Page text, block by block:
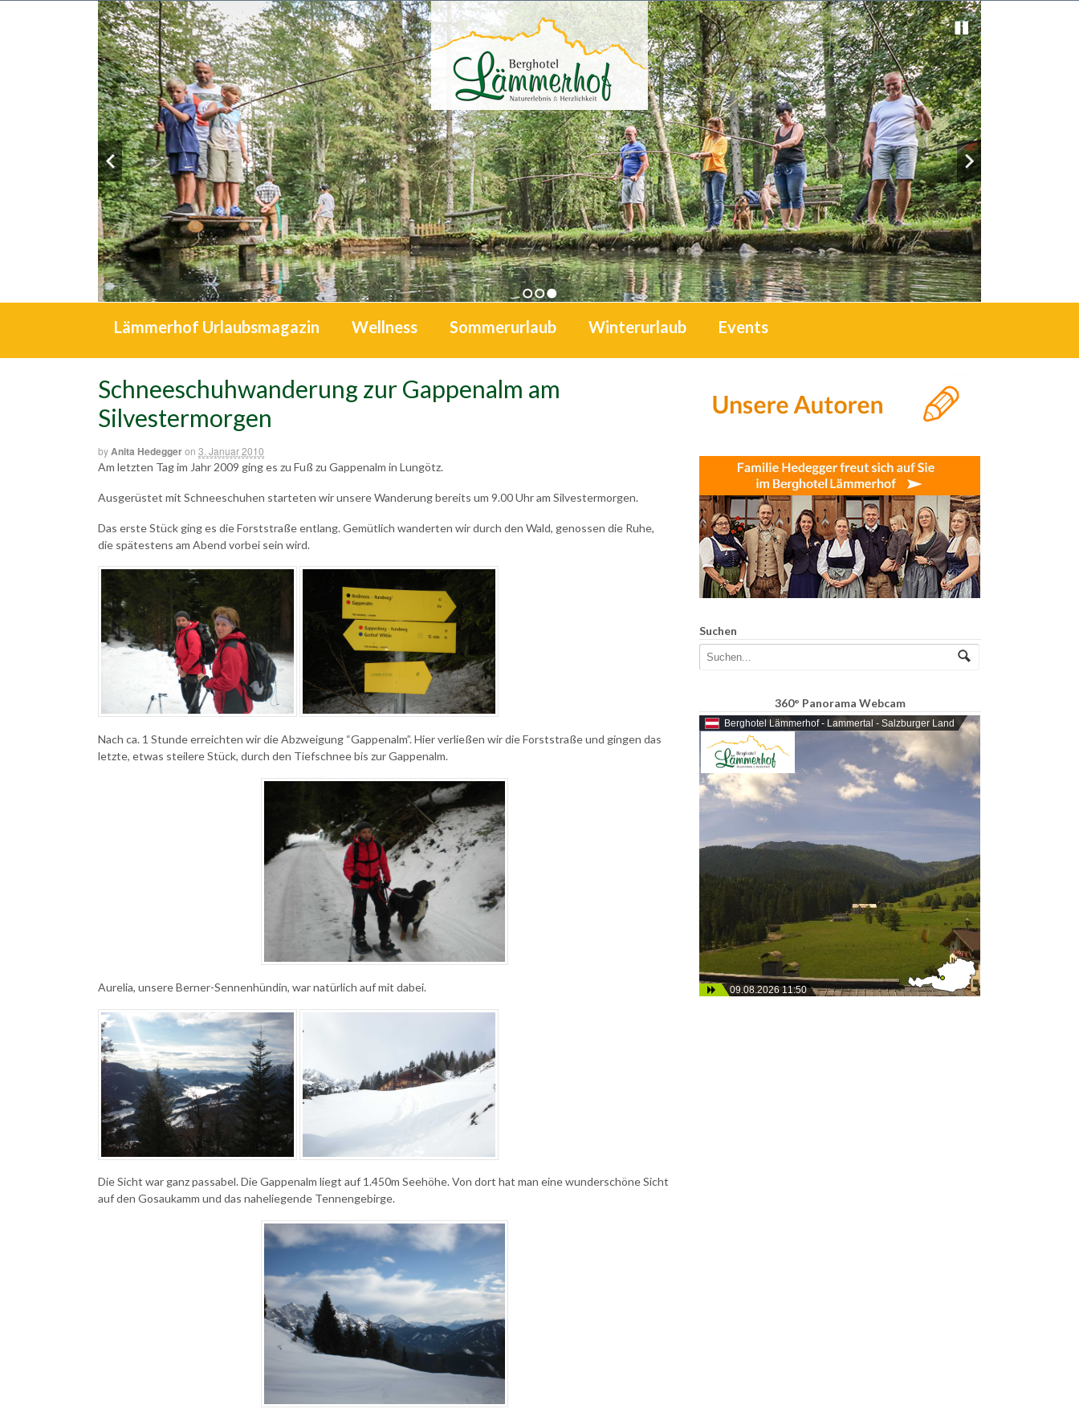
1 2 3
Lämmerhof Urlaubsmagazin Wellness Sommerurlaub Winterurlaub Events
Schneeschuhwanderung zur Gappenalm am
Silvestermorgen
byAnita Hedeggeron 3. Januar 2010
Am letzten Tag im Jahr 2009 ging es zu Fuß zu Gappenalm in Lungötz.
Ausgerüstet mit Schneeschuhen starteten wir unsere Wanderung bereits um 9.00 Uhr am Silvestermorgen.
Das erste Stück ging es die Forststraße entlang. Gemütlich wanderten wir durch den Wald, genossen die Ruhe,
die spätestens am Abend vorbei sein wird.
Nach ca. 1 Stunde erreichten wir die Abzweigung “Gappenalm”. Hier verließen wir die Forststraße und gingen das
letzte, etwas steilere Stück, durch den Tiefschnee bis zur Gappenalm.
Aurelia, unsere Berner-Sennenhündin, war natürlich auf mit dabei.
Die Sicht war ganz passabel. Die Gappenalm liegt auf 1.450m Seehöhe. Von dort hat man eine wunderschöne Sicht
auf den Gosaukamm und das naheliegende Tennengebirge.
Suchen
360° Panorama Webcam
Berghotel Lämmerhof - Lammertal - Salzburger Land
09.08.2026 11:50